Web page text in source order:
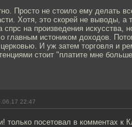
Просто не стоило ему делать
Хотя, это скорей не выводы, а
спрс на произведения искусства,
главным истоником доходов.
И уж затем торговля и
стоит "платите мне
22:47
только посетовал в комментах к